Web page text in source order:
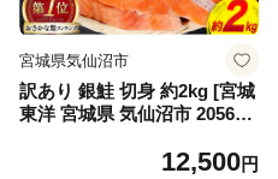
宮城県気仙沼市
訳あり 銀鮭 切身 約2kg [宮城
東洋 宮城県 気仙沼市 205649
格外 不揃い さけ サケ 鮭切身
12,500円